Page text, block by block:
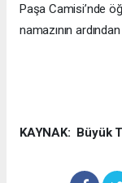
Paşa Camisi’nde
namazının
KAYNAK: Büyük